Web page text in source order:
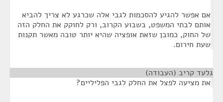
אם אפשר להגיע להסכמות לגבי אלה שכרגע לא צריך להביא
אותם לבתי המשפט, בשבוע הקרוב, ורק לחוקק את החלק הזה
של החוק, כמובן שזאת אופציה שהיא יותר טובה מאשר תקנות
שעת חירום.
גלעד קריב (העבודה)
את מציעה לפצל את החלק לגבי הפליליים?